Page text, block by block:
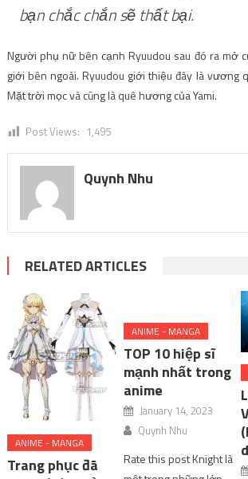
bạn chắc chắn sẽ thất bại.
Người phụ nữ bên cạnh Ryuudou sau đó ra mở
giới bên ngoài. Ryuudou giới thiệu đây là vương
Mặt trời mọc và cũng là quê hương của Yami.
Post Views: 1,495
Quynh Nhu
RELATED ARTICLES
ANIME - MANGA
Trang phục đã
ANIME - MANGA
TOP 10 hiệp sĩ
mạnh nhất trong
anime
January 14, 2023
Quynh Nhu
Rate this post Knight là